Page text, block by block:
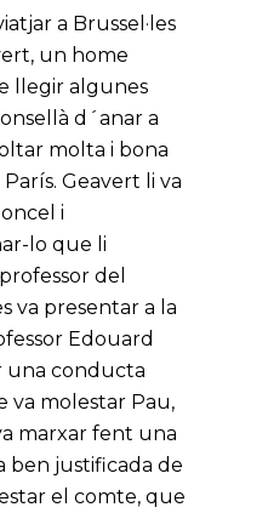
a Brussel·les
un home
llegir algunes
d´anar a
molta i bona
Geavert li va
i
lo que li
del
va presentar a la
Edouard
una conducta
va molestar Pau,
marxar fent una
ben justificada de
el comte, que